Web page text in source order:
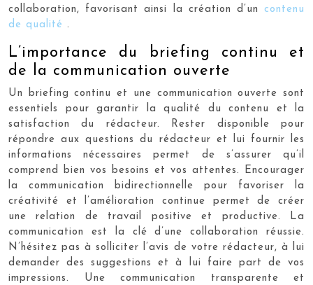
collaboration, favorisant ainsi la création d’un contenu
de qualité .
L’importance du briefing continu et
de la communication ouverte
Un briefing continu et une communication ouverte sont
essentiels pour garantir la qualité du contenu et la
satisfaction du rédacteur. Rester disponible pour
répondre aux questions du rédacteur et lui fournir les
informations nécessaires permet de s’assurer qu’il
comprend bien vos besoins et vos attentes. Encourager
la communication bidirectionnelle pour favoriser la
créativité et l’amélioration continue permet de créer
une relation de travail positive et productive. La
communication est la clé d’une collaboration réussie.
N’hésitez pas à solliciter l’avis de votre rédacteur, à lui
demander des suggestions et à lui faire part de vos
impressions. Une communication transparente et